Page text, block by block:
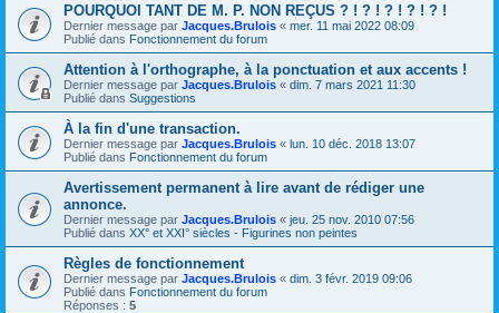
POURQUOI TANT DE M. P. NON REÇUS ? ! ? ! ? ! ? ! ? !
Dernier message par Jacques.Brulois « mer. 11 mai 2022 08:09
Publié dans Fonctionnement du forum
Attention à l'orthographe, à la ponctuation et aux accents !
Dernier message par Jacques.Brulois « dim. 7 mars 2021 11:30
Publié dans Suggestions
À la fin d'une transaction.
Dernier message par Jacques.Brulois « lun. 10 déc. 2018 13:07
Publié dans Fonctionnement du forum
Avertissement permanent à lire avant de rédiger une
annonce.
Dernier message par Jacques.Brulois « jeu. 25 nov. 2010 07:56
Publié dans XX° et XXI° siècles - Figurines non peintes
Règles de fonctionnement
Dernier message par Jacques.Brulois « dim. 3 févr. 2019 09:06
Publié dans Fonctionnement du forum
Réponses : 5